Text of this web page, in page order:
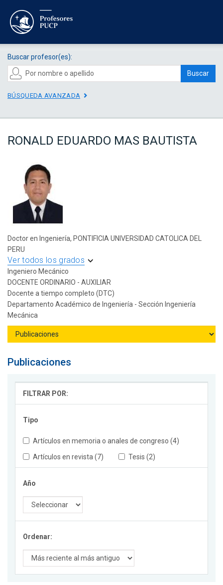
Buscar profesor(es):
Buscar
BÚSQUEDA AVANZADA
RONALD EDUARDO MAS BAUTISTA
Doctor en Ingeniería, PONTIFICIA UNIVERSIDAD CATOLICA DEL
PERU
Ver todos los grados
Ingeniero Mecánico
DOCENTE ORDINARIO - AUXILIAR
Docente a tiempo completo (DTC)
Departamento Académico de Ingeniería - Sección Ingeniería
Mecánica
Publicaciones
FILTRAR POR:
Tipo
Artículos en memoria o anales de congreso (4)
Artículos en revista (7)
Tesis (2)
Año
Ordenar: